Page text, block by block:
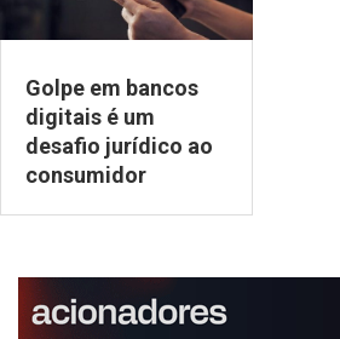
Golpe em bancos
digitais é um
desafio jurídico ao
consumidor